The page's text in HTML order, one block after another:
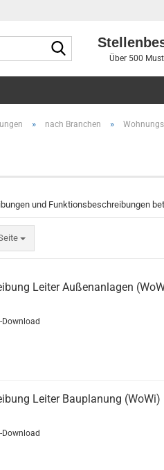
Suche...
Über 500
» nach Branchen »
und Funktionsbeschreibungen
Leiter Außenanlagen
Leiter Bauplanung (WoWi)